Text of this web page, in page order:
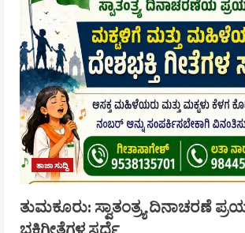
ತಾಜಾ ಸುದ್ದಿ
ತುಮಕೂರು: ಸ್ವಾತಂತ್ರ್ಯ ದಿನಾಚರಣೆ
ಭಕ್ತಿಗೀತೆಗಳ ಸ್ಪರ್ಧೆ